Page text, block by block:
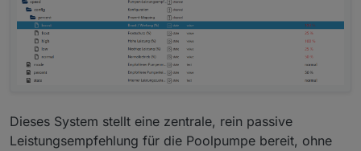
Dieses System stellt eine zentrale, rein passive
Leistungsempfehlung für die Poolpumpe bereit, ohne